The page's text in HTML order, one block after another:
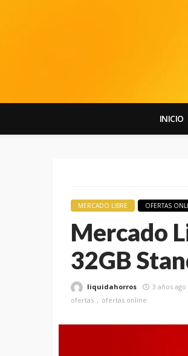
INICIO
MERCADO LIBRE OFERTAS
Mercado
32GB
liquidahorros 3 años ago
ofertas
ofertas online